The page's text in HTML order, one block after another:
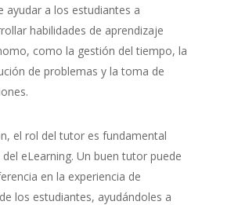
ayudar a los estudiantes a
habilidades de aprendizaje
como la gestión del tiempo, la
de problemas y la toma de
el rol del tutor es fundamental
eLearning. Un buen tutor puede
en la experiencia de
los estudiantes, ayudándoles a